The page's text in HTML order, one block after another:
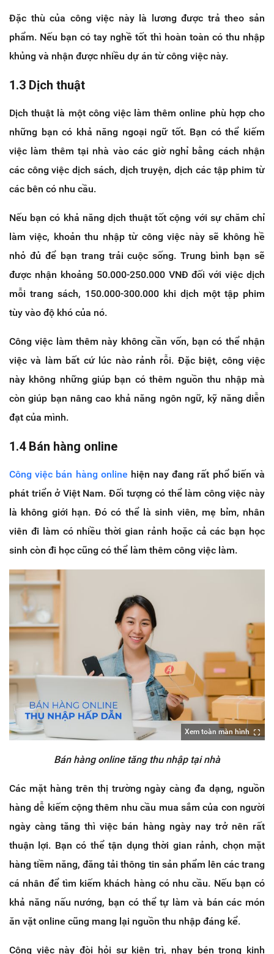
Đặc thù của công việc này là lương được trả theo sản
phẩm. Nếu bạn có tay nghề tốt thì hoàn toàn có thu nhập
khủng và nhận được nhiều dự án từ công việc này.
1.3 Dịch thuật
Dịch thuật là một công việc làm thêm online phù hợp cho
những bạn có khả năng ngoại ngữ tốt. Bạn có thể kiếm
việc làm thêm tại nhà vào các giờ nghỉ bằng cách nhận
các công việc dịch sách, dịch truyện, dịch các tập phim từ
các bên có nhu cầu.
Nếu bạn có khả năng dịch thuật tốt cộng với sự chăm chỉ
làm việc, khoản thu nhập từ công việc này sẽ không hề
nhỏ đủ để bạn trang trải cuộc sống. Trung bình bạn sẽ
được nhận khoảng 50.000-250.000 VNĐ đối với việc dịch
mỗi trang sách, 150.000-300.000 khi dịch một tập phim
tùy vào độ khó của nó.
Công việc làm thêm này không cần vốn, bạn có thể nhận
việc và làm bất cứ lúc nào rảnh rỗi. Đặc biệt, công việc
này không những giúp bạn có thêm nguồn thu nhập mà
còn giúp bạn nâng cao khả năng ngôn ngữ, kỹ năng diễn
đạt của mình.
1.4 Bán hàng online
Công việc bán hàng online hiện nay đang rất phổ biến và
phát triển ở Việt Nam. Đối tượng có thể làm công việc này
là không giới hạn. Đó có thể là sinh viên, mẹ bỉm, nhân
viên đi làm có nhiều thời gian rảnh hoặc cả các bạn học
sinh còn đi học cũng có thể làm thêm công việc làm.
Xem toàn màn hình
Bán hàng online tăng thu nhập tại nhà
Các mặt hàng trên thị trường ngày càng đa dạng, nguồn
hàng dễ kiếm cộng thêm nhu cầu mua sắm của con người
ngày càng tăng thì việc bán hàng ngày nay trở nên rất
thuận lợi. Bạn có thể tận dụng thời gian rảnh, chọn mặt
hàng tiềm năng, đăng tải thông tin sản phẩm lên các trang
cá nhân để tìm kiếm khách hàng có nhu cầu. Nếu bạn có
khả năng nấu nướng, bạn có thể tự làm và bán các món
ăn vặt online cũng mang lại nguồn thu nhập đáng kể.
Công việc này đòi hỏi sự kiên trì, nhạy bén trong kinh